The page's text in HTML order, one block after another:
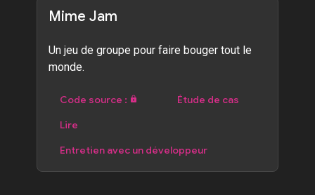
Mime Jam
Un jeu de groupe pour faire bouger tout le
monde.
Code source :
Étude de cas
Lire
Entretien avec un développeur